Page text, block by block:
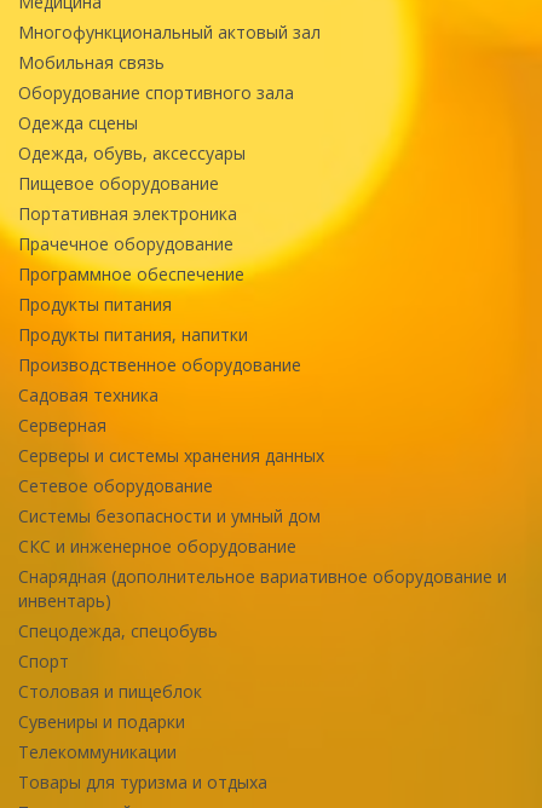
Многофункциональный актовый зал
Мобильная связь
Оборудование спортивного зала
Одежда сцены
Одежда, обувь, аксессуары
Пищевое оборудование
Портативная электроника
Прачечное оборудование
Программное обеспечение
Продукты питания
Продукты питания, напитки
Производственное оборудование
Садовая техника
Серверная
Серверы и системы хранения данных
Сетевое оборудование
Системы безопасности и умный дом
СКС и инженерное оборудование
Снарядная (дополнительное вариативное оборудование и
инвентарь)
Спецодежда, спецобувь
Спорт
Столовая и пищеблок
Сувениры и подарки
Телекоммуникации
Товары для туризма и отдыха